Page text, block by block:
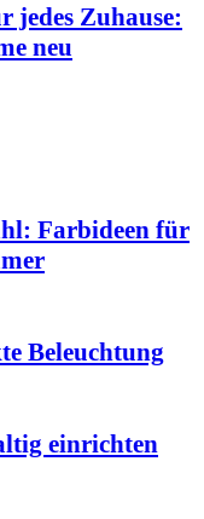
jedes Zuhause:
neu
Farbideen für
Beleuchtung
einrichten